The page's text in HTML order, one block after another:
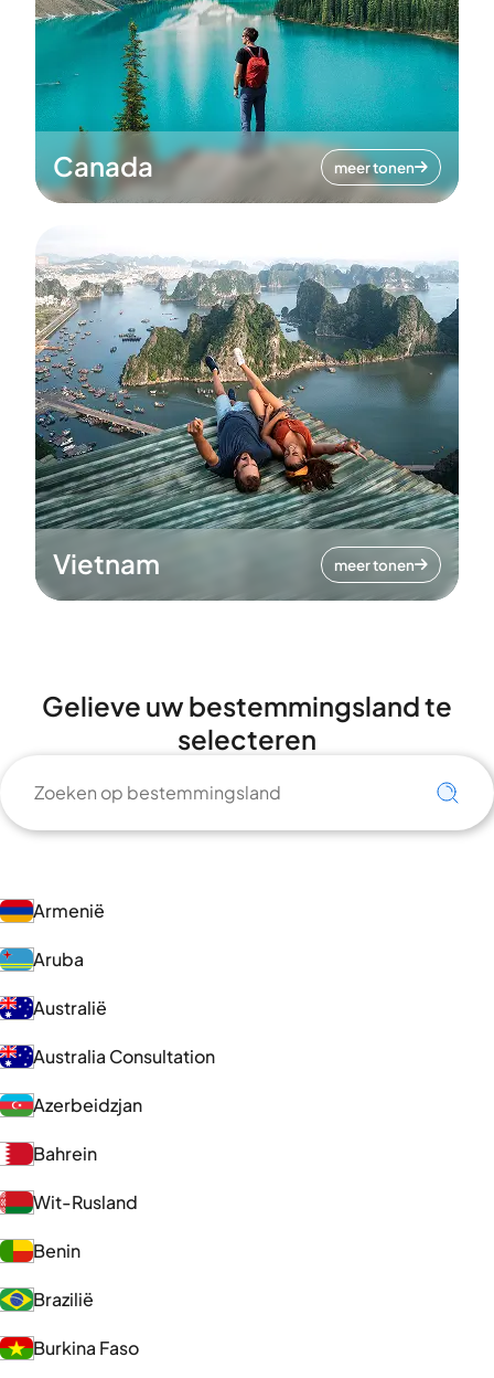
Canada meer tonen
Vietnam meer tonen
Gelieve uw bestemmingsland te
selecteren
Armenië
Aruba
Australië
Australia Consultation
Azerbeidzjan
Bahrein
Wit-Rusland
Benin
Brazilië
Burkina Faso